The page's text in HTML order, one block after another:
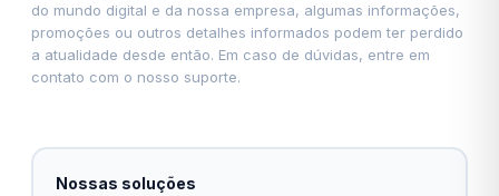
do mundo digital e da nossa empresa, algumas informações,
promoções ou outros detalhes informados podem ter perdido
a atualidade desde então. Em caso de dúvidas, entre em
contato com o nosso suporte.
Nossas soluções